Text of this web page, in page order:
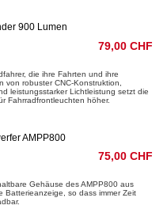
79,00 CHF
die ihre Fahrten und ihre
robuster CNC-Konstruktion,
leistungsstarker Lichtleistung setzt die
Fahrradfrontleuchten höher.
75,00 CHF
Gehäuse des AMPP800 aus
Batterieanzeige, so dass immer Zeit